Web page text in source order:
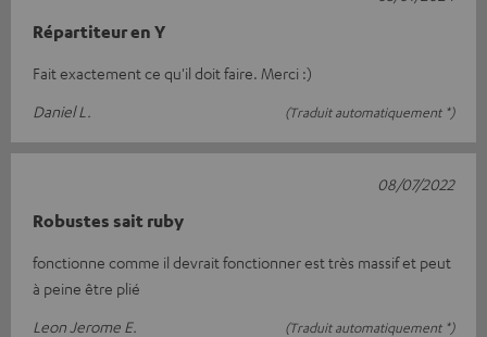
Répartiteur en Y
Fait exactement ce qu'il doit faire. Merci :)
Daniel L.
(Traduit automatiquement *)
Robustes sait ruby
fonctionne comme il devrait fonctionner est très massif et peut
à peine être plié
Leon Jerome E.
(Traduit automatiquement *)
08/07/2022